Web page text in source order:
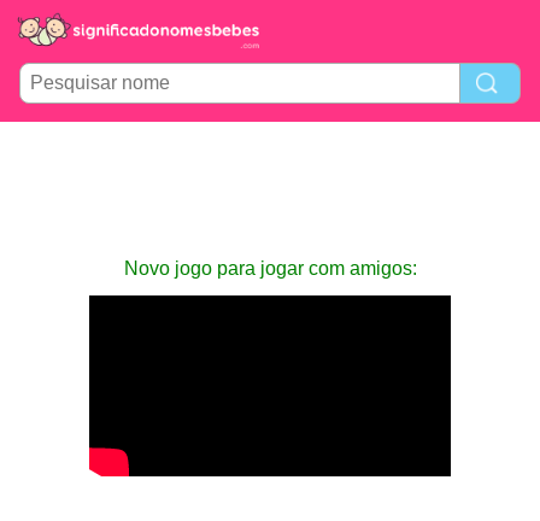
Novo jogo para jogar com amigos: